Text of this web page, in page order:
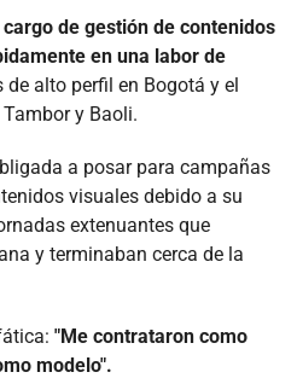
de gestión de contenidos
en una labor de
de alto perfil en Bogotá y el
y Baoli.
a posar para campañas
visuales debido a su
extenuantes que
y terminaban cerca de la
"Me contrataron como
modelo".